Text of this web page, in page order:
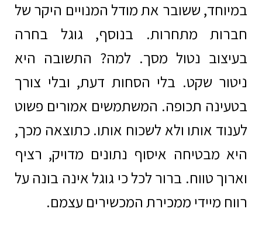
במיוחד, ששובר את מודל המנויים היקר של
חברות מתחרות. בנוסף, גוגל בחרה
בעיצוב נטול מסך. למה? התשובה היא
ניטור שקט. בלי הסחות דעת, ובלי צורך
בטעינה תכופה. המשתמשים אמורים פשוט
לענוד אותו ולא לשכוח אותו. כתוצאה מכך,
היא מבטיחה איסוף נתונים מדויק, רציף
וארוך טווח. ברור לכל כי גוגל אינה בונה על
רווח מיידי ממכירת המכשירים עצמם.